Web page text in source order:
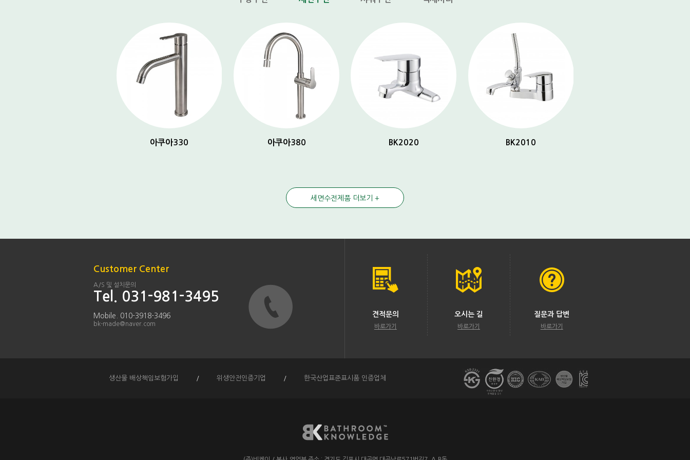
아쿠아330 아쿠아380 BK2020 BK2010
세면수전제품 더보기 +
Customer Center
A/S 및 설치문의
Tel. 031-981-3495
Mobile. 010-3918-3496
bk-made@naver.com
견적문의
바로가기
오시는 길
바로가기
질문과 답변
바로가기
생산물 배상책임보험가입 / 위생안전인증기업 / 한국산업표준표시품 인증업체